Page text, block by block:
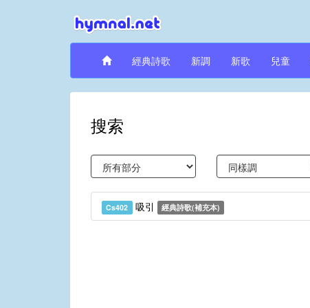
經典詩歌 新調 新歌 兒童
搜索
Cs402 吸引 經典詩歌(補充本)